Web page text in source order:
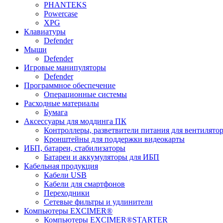
PHANTEKS
Powercase
XPG
Клавиатуры
Defender
Мыши
Defender
Игровые манипуляторы
Defender
Программное обеспечение
Операционные системы
Расходные материалы
Бумага
Аксессуары для моддинга ПК
Контроллеры, разветвители питания для
Кронштейны для поддержки видеокарты
ИБП, батареи, стабилизаторы
Батареи и аккумуляторы для ИБП
Кабельная продукция
Кабели USB
Кабели для смартфонов
Переходники
Сетевые фильтры и удлинители
Компьютеры EXCIMER®
Компьютеры EXCIMER®STARTER